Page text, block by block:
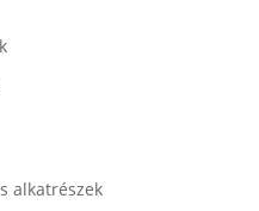
alkatrészek